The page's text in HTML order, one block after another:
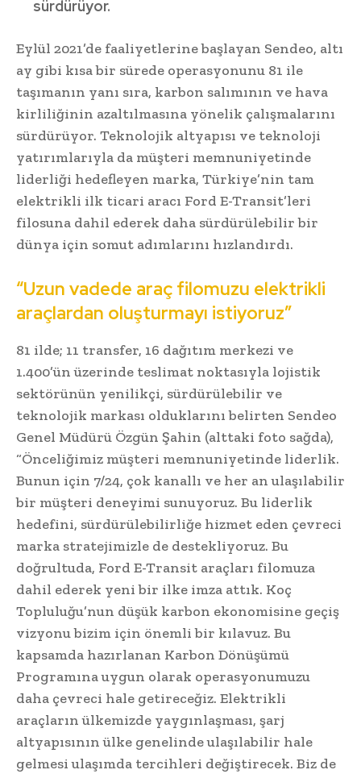
sürdürüyor.
Eylül 2021’de faaliyetlerine başlayan Sendeo, altı
ay gibi kısa bir sürede operasyonunu 81 ile
taşımanın yanı sıra, karbon salımının ve hava
kirliliğinin azaltılmasına yönelik çalışmalarını
sürdürüyor. Teknolojik altyapısı ve teknoloji
yatırımlarıyla da müşteri memnuniyetinde
liderliği hedefleyen marka, Türkiye’nin tam
elektrikli ilk ticari aracı Ford E-Transit’leri
filosuna dahil ederek daha sürdürülebilir bir
dünya için somut adımlarını hızlandırdı.
“Uzun vadede araç filomuzu elektrikli
araçlardan oluşturmayı istiyoruz”
81 ilde; 11 transfer, 16 dağıtım merkezi ve
1.400’ün üzerinde teslimat noktasıyla lojistik
sektörünün yenilikçi, sürdürülebilir ve
teknolojik markası olduklarını belirten Sendeo
Genel Müdürü Özgün Şahin (alttaki foto sağda),
“Önceliğimiz müşteri memnuniyetinde liderlik.
Bunun için 7/24, çok kanallı ve her an ulaşılabilir
bir müşteri deneyimi sunuyoruz. Bu liderlik
hedefini, sürdürülebilirliğe hizmet eden çevreci
marka stratejimizle de destekliyoruz. Bu
doğrultuda, Ford E-Transit araçları filomuza
dahil ederek yeni bir ilke imza attık. Koç
Topluluğu’nun düşük karbon ekonomisine geçiş
vizyonu bizim için önemli bir kılavuz. Bu
kapsamda hazırlanan Karbon Dönüşümü
Programına uygun olarak operasyonumuzu
daha çevreci hale getireceğiz. Elektrikli
araçların ülkemizde yaygınlaşması, şarj
altyapısının ülke genelinde ulaşılabilir hale
gelmesi ulaşımda tercihleri değiştirecek. Biz de